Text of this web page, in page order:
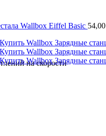
на скорости
Wallbox Eiffel Basic 54,00